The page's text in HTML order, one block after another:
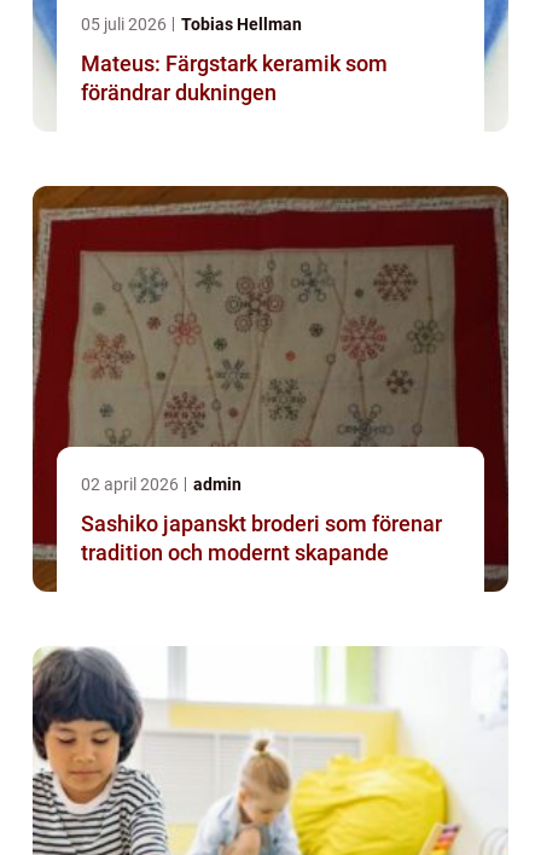
05 juli 2026 Tobias Hellman
Mateus: Färgstark keramik som
förändrar dukningen
02 april 2026 admin
Sashiko japanskt broderi som förenar
tradition och modernt skapande